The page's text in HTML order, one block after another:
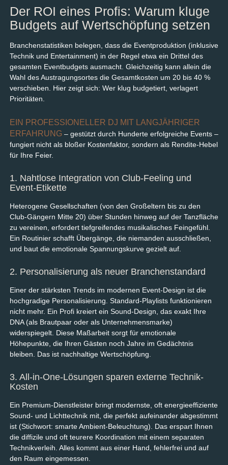
Der ROI eines Profis: Warum kluge
Budgets auf Wertschöpfung setzen
Branchenstatistiken belegen, dass die Eventproduktion (inklusive
Technik und Entertainment) in der Regel etwa ein Drittel des
gesamten Eventbudgets ausmacht. Gleichzeitig kann allein die
Wahl des Austragungsortes die Gesamtkosten um 20 bis 40 %
verschieben. Hier zeigt sich: Wer klug budgetiert, verlagert
Prioritäten.
EIN PROFESSIONELLER DJ MIT LANGJÄHRIGER
ERFAHRUNG– gestützt durch Hunderte erfolgreiche Events –
fungiert nicht als bloßer Kostenfaktor, sondern als Rendite-Hebel
für Ihre Feier.
1. Nahtlose Integration von Club-Feeling und
Event-Etikette
Heterogene Gesellschaften (von den Großeltern bis zu den
Club-Gängern Mitte 20) über Stunden hinweg auf der Tanzfläche
zu vereinen, erfordert tiefgreifendes musikalisches Feingefühl.
Ein Routinier schafft Übergänge, die niemanden ausschließen,
und baut die emotionale Spannungskurve gezielt auf.
2. Personalisierung als neuer Branchenstandard
Einer der stärksten Trends im modernen Event-Design ist die
hochgradige Personalisierung. Standard-Playlists funktionieren
nicht mehr. Ein Profi kreiert ein Sound-Design, das exakt Ihre
DNA (als Brautpaar oder als Unternehmensmarke)
widerspiegelt. Diese Maßarbeit sorgt für emotionale
Höhepunkte, die Ihren Gästen noch Jahre im Gedächtnis
bleiben. Das ist nachhaltige Wertschöpfung.
3. All-in-One-Lösungen sparen externe Technik-
Kosten
Ein Premium-Dienstleister bringt modernste, oft energieeffiziente
Sound- und Lichttechnik mit, die perfekt aufeinander abgestimmt
ist (Stichwort: smarte Ambient-Beleuchtung). Das erspart Ihnen
die diffizile und oft teurere Koordination mit einem separaten
Technikverleih. Alles kommt aus einer Hand, fehlerfrei und auf
den Raum eingemessen.